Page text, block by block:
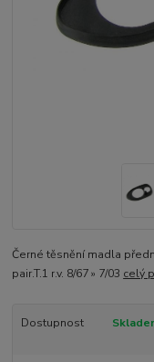
Černé těsnění madla
pair.T.1 r.v. 8/67 » 7/03 celý
Dostupnost